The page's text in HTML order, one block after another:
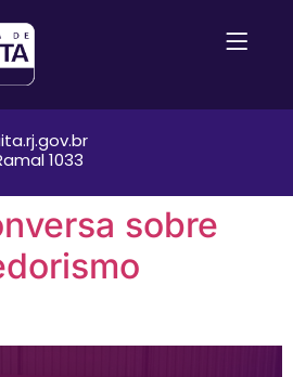
1033
sobre